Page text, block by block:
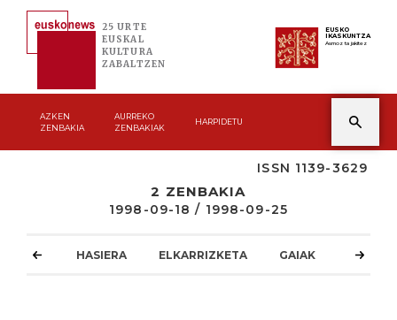
25 URTE
EUSKAL
KULTURA
ZABALTZEN
EUSKO
IKASKUNTZA
Asmoz ta jakitez
AZKEN
ZENBAKIA
AURREKO
ZENBAKIAK
HARPIDETU
ISSN 1139-3629
2 ZENBAKIA
1998-09-18 / 1998-09-25
HASIERA ELKARRIZKETA GAIAK